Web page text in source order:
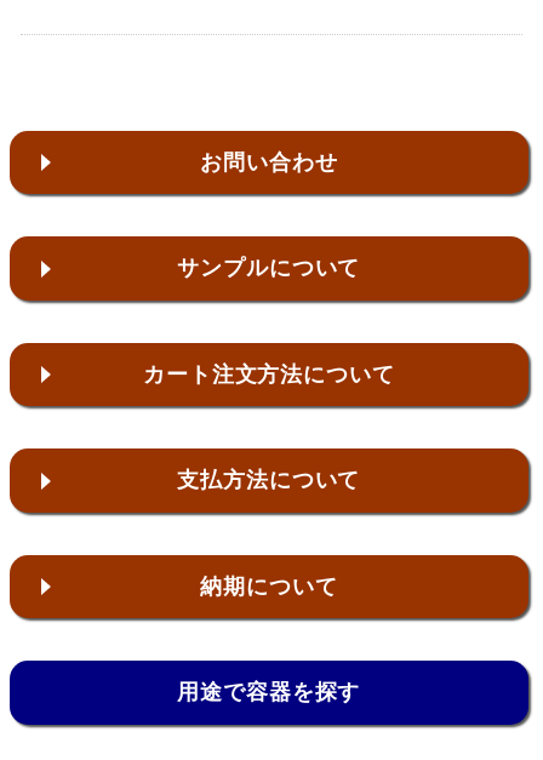
お問い合わせ
サンプルについて
カート注文方法について
支払方法について
納期について
用途で容器を探す